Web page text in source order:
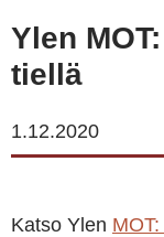
Ylen
tiellä
1.12.2020
Katso Ylen